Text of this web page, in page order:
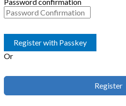
Register with Passkey
Or
Register